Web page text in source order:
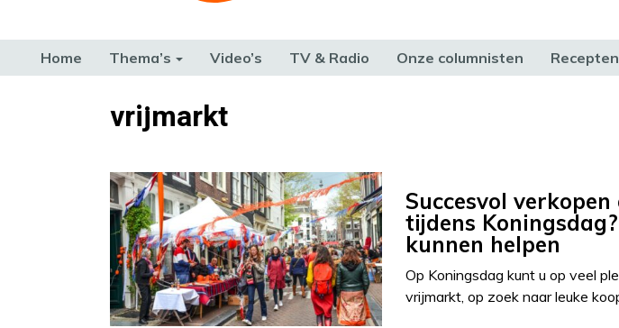
Home Thema’s Video’s TV & Radio Onze columnisten Recepten
TERUG NAAR TOENvrijmarkt
Succesvol
tijdens
kunnen helpen
Op Koningsdag kunt u op veel
vrijmarkt, op zoek naar leuke